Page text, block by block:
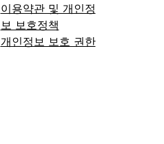
이용약관 및 개인정
보 보호정책
개인정보 보호 권한